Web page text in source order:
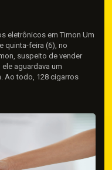
eletrônicos em Timon Um
quinta-feira (6), no
suspeito de vender
aguardava um
Ao todo, 128 cigarros